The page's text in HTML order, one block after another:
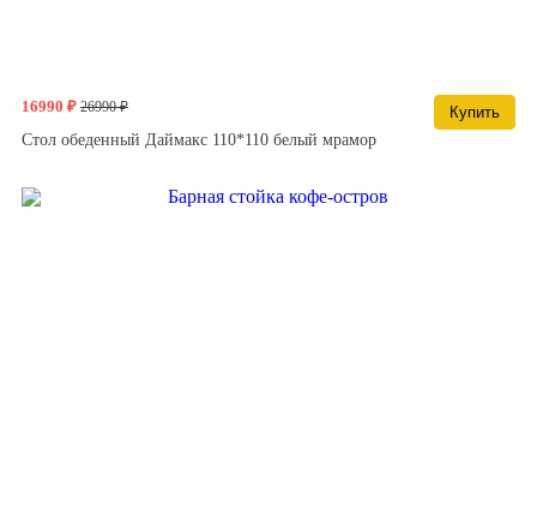
16990 ₽ 26990 ₽
Купить
Стол обеденный Даймакс 110*110 белый мрамор